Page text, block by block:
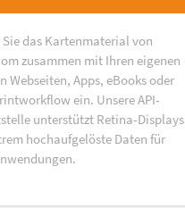
das Kartenmaterial von
zusammen mit Ihren eigenen
Webseiten, Apps, eBooks oder
ein. Unsere API-
unterstützt Retina-Displays
hochaufgelöste Daten für